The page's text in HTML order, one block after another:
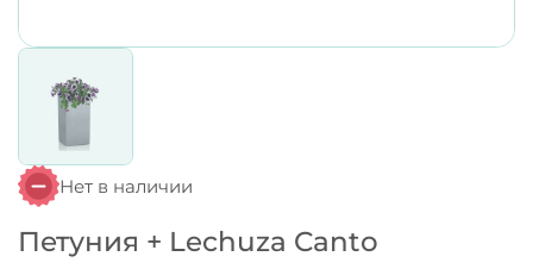
Нет в наличии
Петуния + Lechuza Canto